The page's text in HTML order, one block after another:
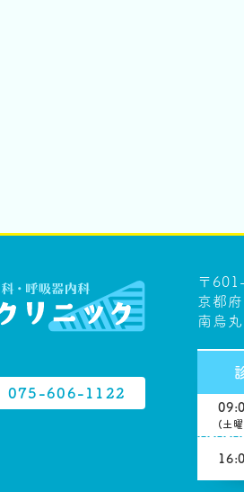
075-606-1122
〒
京都
南烏
(土